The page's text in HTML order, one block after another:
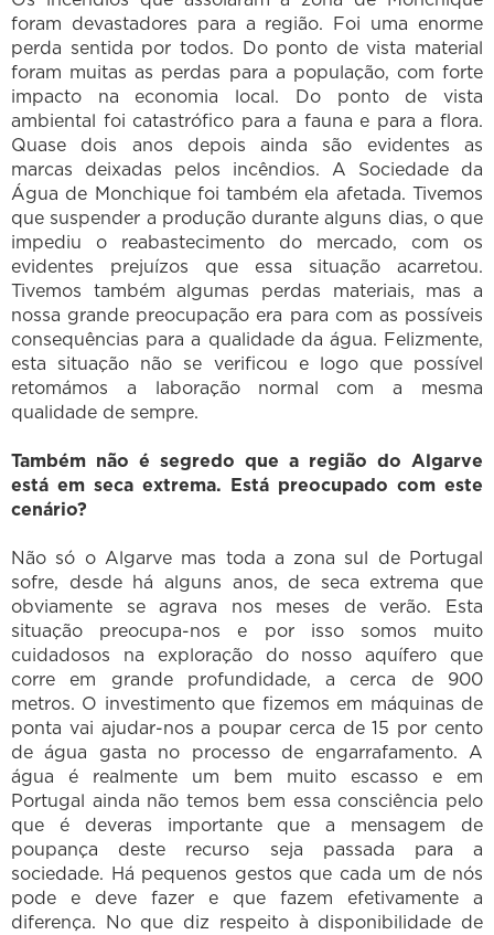
foram devastadores para a região. Foi uma enorme
perda sentida por todos. Do ponto de vista material
foram muitas as perdas para a população, com forte
impacto na economia local. Do ponto de vista
ambiental foi catastrófico para a fauna e para a flora.
Quase dois anos depois ainda são evidentes as
marcas deixadas pelos incêndios. A Sociedade da
Água de Monchique foi também ela afetada. Tivemos
que suspender a produção durante alguns dias, o que
impediu o reabastecimento do mercado, com os
evidentes prejuízos que essa situação acarretou.
Tivemos também algumas perdas materiais, mas a
nossa grande preocupação era para com as possíveis
consequências para a qualidade da água. Felizmente,
esta situação não se verificou e logo que possível
retomámos a laboração normal com a mesma
qualidade de sempre.
Também não é segredo que a região do Algarve
está em seca extrema. Está preocupado com este
cenário?
Não só o Algarve mas toda a zona sul de Portugal
sofre, desde há alguns anos, de seca extrema que
obviamente se agrava nos meses de verão. Esta
situação preocupa-nos e por isso somos muito
cuidadosos na exploração do nosso aquífero que
corre em grande profundidade, a cerca de 900
metros. O investimento que fizemos em máquinas de
ponta vai ajudar-nos a poupar cerca de 15 por cento
de água gasta no processo de engarrafamento. A
água é realmente um bem muito escasso e em
Portugal ainda não temos bem essa consciência pelo
que é deveras importante que a mensagem de
poupança deste recurso seja passada para a
sociedade. Há pequenos gestos que cada um de nós
pode e deve fazer e que fazem efetivamente a
diferença. No que diz respeito à disponibilidade de